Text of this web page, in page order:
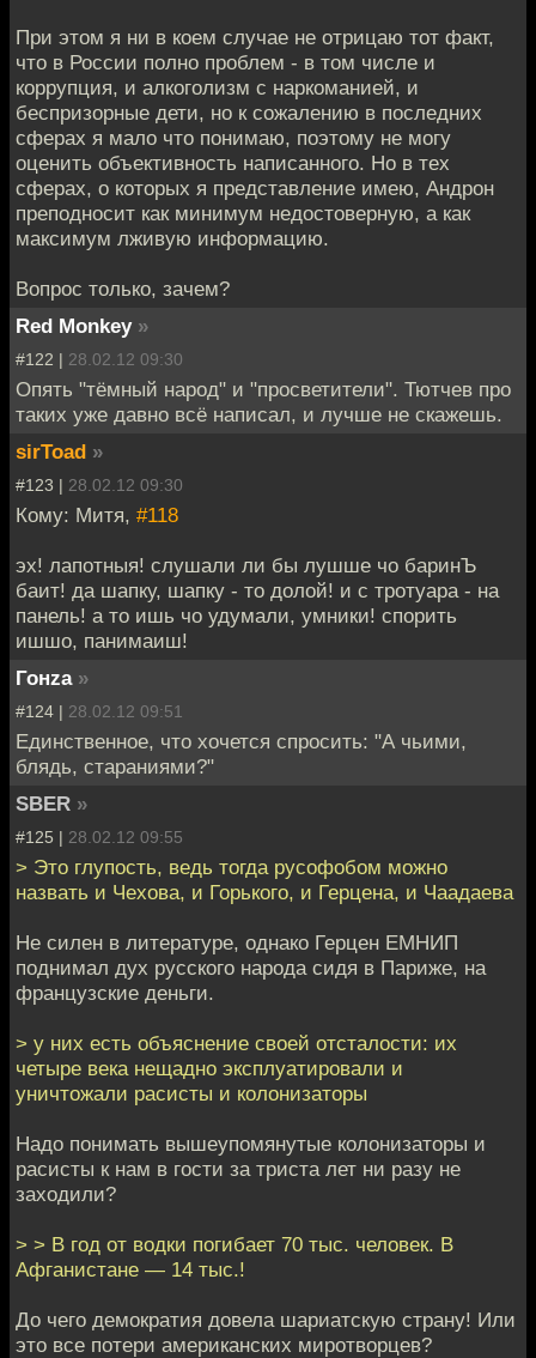
При этом я ни в коем случае не отрицаю тот факт,
что в России полно проблем - в том числе и
коррупция, и алкоголизм с наркоманией, и
беспризорные дети, но к сожалению в последних
сферах я мало что понимаю, поэтому не могу
оценить объективность написанного. Но в тех
сферах, о которых я представление имею, Андрон
преподносит как минимум недостоверную, а как
максимум лживую информацию.
Вопрос только, зачем?
Red Monkey »
#122 | 28.02.12 09:30
Опять "тёмный народ" и "просветители". Тютчев про
таких уже давно всё написал, и лучше не скажешь.
sirToad »
#123 | 28.02.12 09:30
Кому: Митя, #118
эх! лапотныя! слушали ли бы лушше чо баринЪ
баит! да шапку, шапку - то долой! и с тротуара - на
панель! а то ишь чо удумали, умники! спорить
ишшо, панимаиш!
Гонzа »
#124 | 28.02.12 09:51
Единственное, что хочется спросить: "А чьими,
блядь, стараниями?"
SBER »
#125 | 28.02.12 09:55
> Это глупость, ведь тогда русофобом можно
назвать и Чехова, и Горького, и Герцена, и Чаадаева
Не силен в литературе, однако Герцен ЕМНИП
поднимал дух русского народа сидя в Париже, на
французские деньги.
> у них есть объяснение своей отсталости: их
четыре века нещадно эксплуатировали и
уничтожали расисты и колонизаторы
Надо понимать вышеупомянутые колонизаторы и
расисты к нам в гости за триста лет ни разу не
заходили?
> > В год от водки погибает 70 тыс. человек. В
Афганистане — 14 тыс.!
До чего демократия довела шариатскую страну! Или
это все потери американских миротворцев?